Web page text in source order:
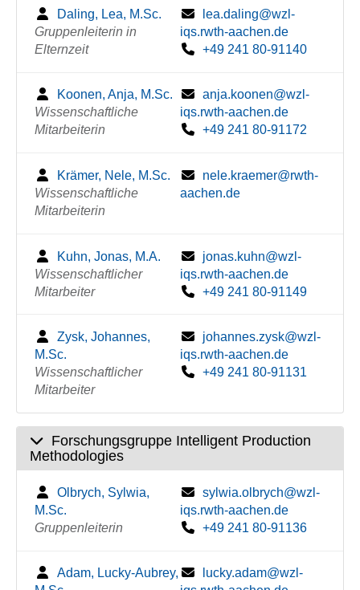
Daling, Lea, M.Sc.
Gruppenleiterin in
Elternzeit
lea.daling@wzl-
iqs.rwth-aachen.de
+49 241 80-91140
Koonen, Anja, M.Sc.
Wissenschaftliche
Mitarbeiterin
anja.koonen@wzl-
iqs.rwth-aachen.de
+49 241 80-91172
Krämer, Nele, M.Sc.
Wissenschaftliche
Mitarbeiterin
nele.kraemer@rwth-
aachen.de
Kuhn, Jonas, M.A.
Wissenschaftlicher
Mitarbeiter
jonas.kuhn@wzl-
iqs.rwth-aachen.de
+49 241 80-91149
Zysk, Johannes,
M.Sc.
Wissenschaftlicher
Mitarbeiter
johannes.zysk@wzl-
iqs.rwth-aachen.de
+49 241 80-91131
Forschungsgruppe Intelligent Production
Methodologies
Olbrych, Sylwia,
M.Sc.
Gruppenleiterin
sylwia.olbrych@wzl-
iqs.rwth-aachen.de
+49 241 80-91136
Adam, Lucky-Aubrey,
lucky.adam@wzl-